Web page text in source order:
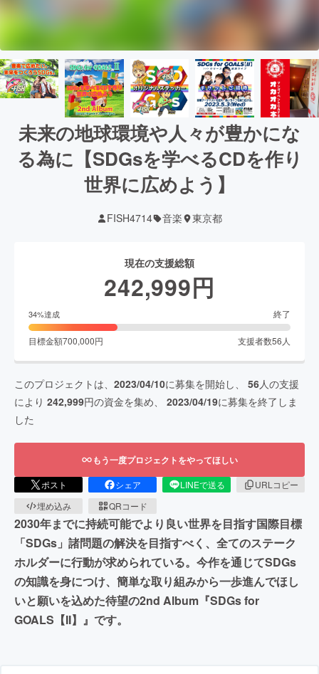
未来の地球環境や人々が豊かにな
る為に【SDGsを学べるCDを作り
世界に広めよう】
FISH4714 音楽 東京都
現在の支援総額
242,999円
34%達成 終了
目標金額700,000円 支援者数56 人
このプロジェクトは、 2023/04/10に募集を開始し、 56人の支援
により 242,999円の資金を集め、 2023/04/19に募集を終了しま
した
もう一度プロジェクトをやってほしい
ポスト シェア LINEで送る
URLコピー
埋め込み
QRコード
2030年までに持続可能でより良い世界を目指す国際目標
「SDGs」諸問題の解決を目指すべく、全てのステーク
ホルダーに行動が求められている。今作を通じてSDGs
の知識を身につけ、簡単な取り組みから一歩進んでほし
いと願いを込めた待望の2nd Album『SDGs for
GOALS【II】』です。